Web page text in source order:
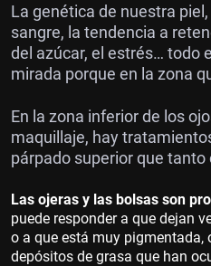
La genética de nuestra
sangre, la tendencia a
del azúcar, el estrés… todo
mirada porque en la zona
En la zona inferior de los
maquillaje, hay
párpado superior que
Las ojeras y las bolsas son
puede responder a que dejan
o a que está muy
depósitos de grasa que han